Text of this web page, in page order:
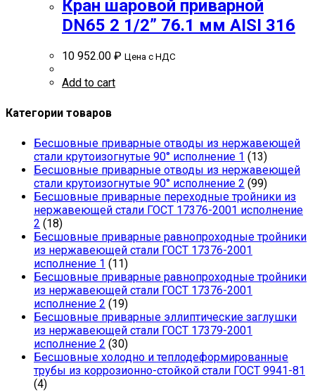
Кран шаровой приварной
DN65 2 1/2” 76.1 мм AISI 316
10 952.00 ₽ Цена с НДС
Add to cart
Категории товаров
Бесшовные приварные отводы из нержавеющей
стали крутоизогнутые 90° исполнение 1 (13)
Бесшовные приварные отводы из нержавеющей
стали крутоизогнутые 90° исполнение 2 (99)
Бесшовные приварные переходные тройники из
нержавеющей стали ГОСТ 17376-2001 исполнение
2 (18)
Бесшовные приварные равнопроходные тройники
из нержавеющей стали ГОСТ 17376-2001
исполнение 1 (11)
Бесшовные приварные равнопроходные тройники
из нержавеющей стали ГОСТ 17376-2001
исполнение 2 (19)
Бесшовные приварные эллиптические заглушки
из нержавеющей стали ГОСТ 17379-2001
исполнение 2 (30)
Бесшовные холодно и теплодеформированные
трубы из коррозионно-стойкой стали ГОСТ 9941-81
(4)